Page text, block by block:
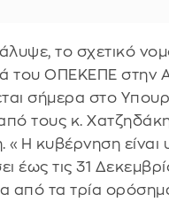
το σχετικό
του ΟΠΕΚΕΠΕ στην
σήμερα στο
τους κ.
«Η κυβέρνηση
έως τις 31
από τα τρία